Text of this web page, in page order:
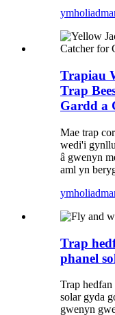
ymholiad
Trapiau
Trap
Gardd a
Mae trap
wedi'i
â gwenyn
aml yn
ymholiad
Trap
phanel
Trap
solar gyda
gwenyn